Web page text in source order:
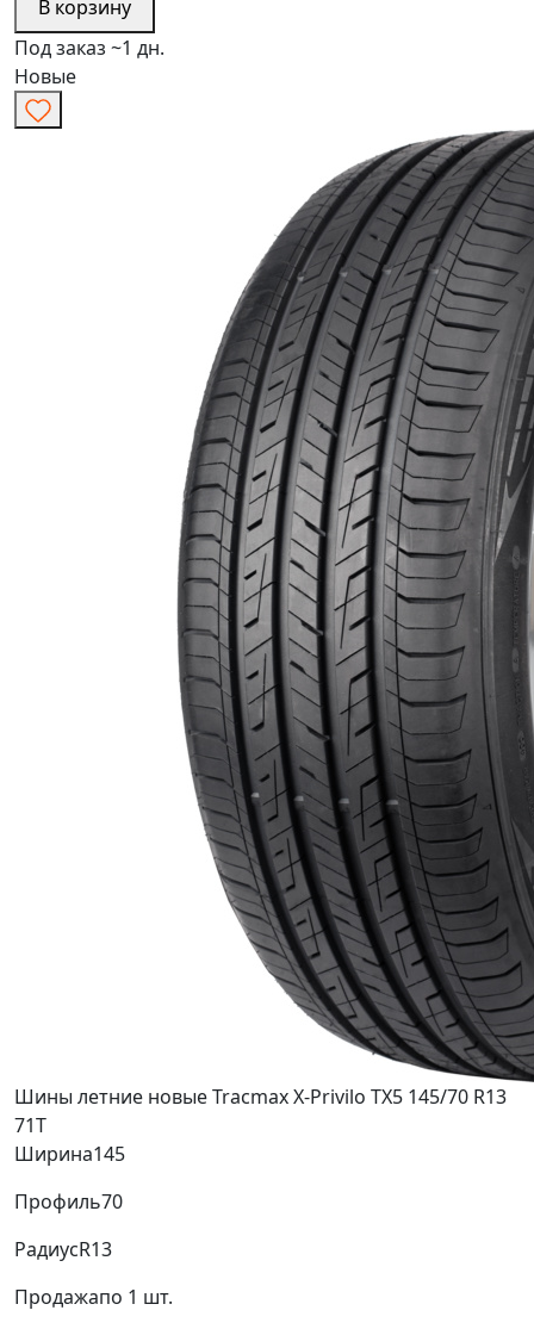
В корзину
Под заказ ~1 дн.
Новые
Шины летние новые Tracmax X-Privilo TX5 145/70 R13
71T
Ширина145
Профиль70
РадиусR13
Продажапо 1 шт.